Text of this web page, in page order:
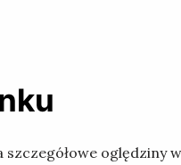
oględziny